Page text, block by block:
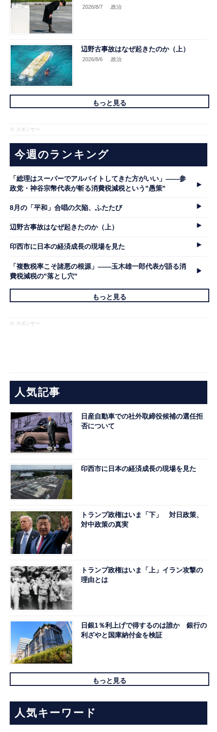
2026/8/7 .政治
辺野古事故はなぜ起きたのか（上）
2026/8/6 .政治
もっと見る
※ スポンサー
今週のランキング
「総理はスーパーでアルバイトしてきた方がいい」――参
政党・神谷宗幣代表が斬る消費税減税という"愚策"
8月の「平和」合唱の欠陥、ふたたび
辺野古事故はなぜ起きたのか（上）
印西市に日本の経済成長の現場を見た
「複数税率こそ諸悪の根源」――玉木雄一郎代表が語る消
費税減税の"落とし穴"
もっと見る
※ スポンサー
人気記事
日産自動車での社外取締役候補の選任拒
否について
印西市に日本の経済成長の現場を見た
トランプ政権はいま「下」 対日政策、
対中政策の真実
トランプ政権はいま「上」イラン攻撃の
理由とは
日銀1％利上げで得するのは誰か 銀行の
利ざやと国庫納付金を検証
もっと見る
人気キーワード